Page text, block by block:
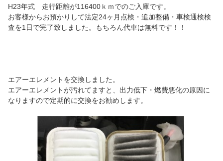
H23年式 走行距離が116400ｋｍでのご入庫です。
お客様からお預かりして法定24ヶ月点検・追加整備・車検通検検
査を1日で完了致しました。もちろん代車は無料です！！
エアーエレメントを交換しました。
エアーエレメントが汚れてますと、出力低下・燃費悪化の原因に
なりますので定期的に交換をお勧めします。